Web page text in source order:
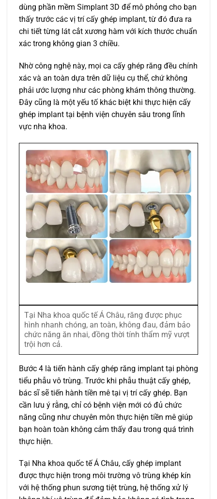
dùng phần mềm Simplant 3D để mô phỏng cho bạn
thấy trước các vị trí cấy ghép implant, từ đó đưa ra
chi tiết từng lát cắt xương hàm với kích thước chuẩn
xác trong không gian 3 chiều.
Nhờ công nghệ này, mọi ca cấy ghép răng đều chính
xác và an toàn dựa trên dữ liệu cụ thể, chứ không
phải ước lượng như các phòng khám thông thường.
Đây cũng là một yếu tố khác biệt khi thực hiện cấy
ghép implant tại bệnh viện chuyên sâu trong lĩnh
vực nha khoa.
Tại Nha khoa quốc tế Á Châu, răng được phục
hình nhanh chóng, an toàn, không đau, đảm bảo
chức năng ăn nhai, đồng thời tính thẩm mỹ vượt
trội hơn cả.
Bước 4 là tiến hành cấy ghép răng implant tại phòng
tiểu phẫu vô trùng. Trước khi phẫu thuật cấy ghép,
bác sĩ sẽ tiến hành tiền mê tại vị trí cấy ghép. Bạn
cần lưu ý rằng, chỉ có bệnh viện mới có đủ chức
năng cũng như chuyên môn thực hiện tiền mê giúp
bạn hoàn toàn không cảm thấy đau trong quá trình
thực hiện.
Tại Nha khoa quốc tế Á Châu, cấy ghép implant
được thực hiện trong môi trường vô trùng khép kín
với hệ thống phun sương tiệt trùng, hệ thống xử lý